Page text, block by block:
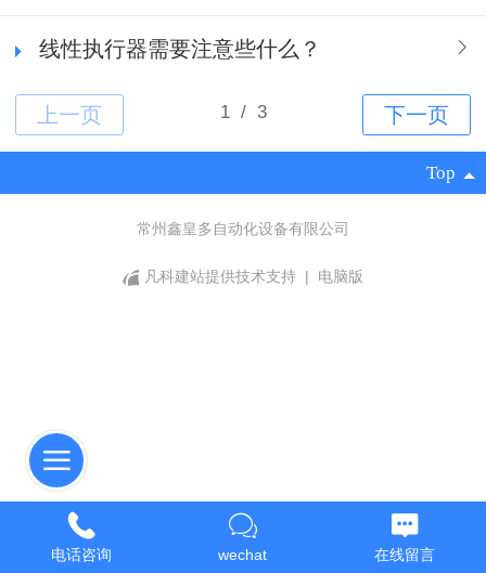
线性执行器需要注意些什么？
Top
常州鑫皇多自动化设备有限公司
凡科建站提供技术支持 | 电脑版
电话咨询 wechat 在线留言